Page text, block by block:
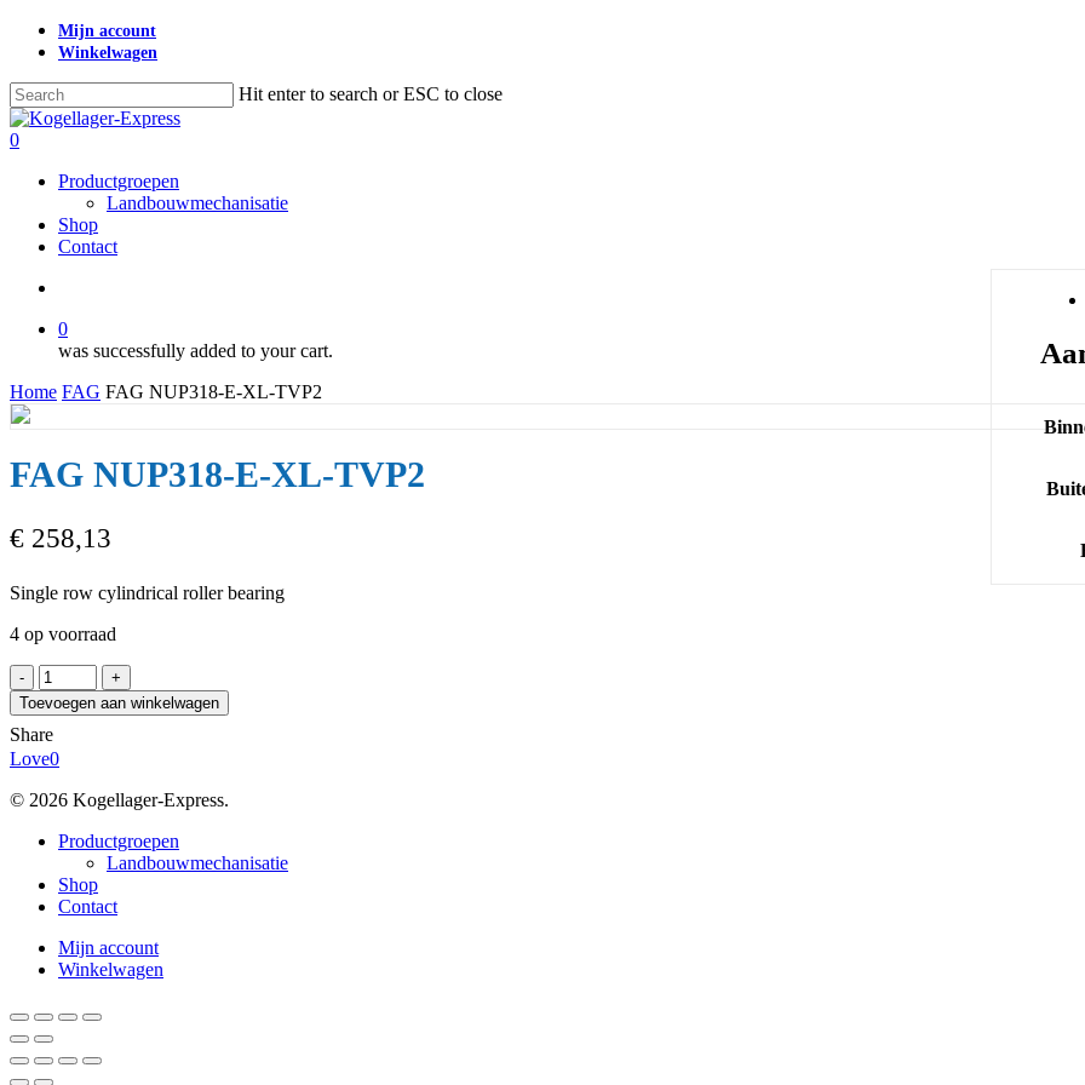
Skip
content
Mijn account
Winkelwagen
Hit enter to search or ESC to close
Close
Search
search
0
Productgroepen
Landbouwmechanisatie
Shop
Contact
0
was successfully added to your cart.
Home FAG FAG NUP318-E-XL-TVP2
FAG NUP318-E-XL-TVP2
€ 258,13
Single row cylindrical roller bearing
4 op voorraad
FAG
NUP318-
E-
XL-
TVP2
Toevoegen aan winkelwagen
Share
Love0
© 2026 Kogellager-Express.
Close
Productgroepen
Landbouwmechanisatie
Shop
Contact
Mijn account
Winkelwagen